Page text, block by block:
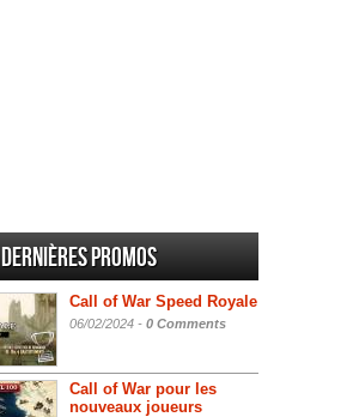
Dernières promos
Call of War Speed Royale
06/02/2024 - 0 Comments
Call of War pour les
nouveaux joueurs